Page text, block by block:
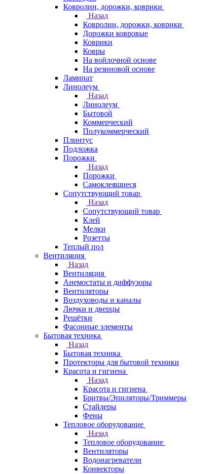
Ковролин, дорожки, коврики
Назад
Ковролин, дорожки, коврики
Дорожки ковровые
Коврики
Ковры
На войлочной основе
На резиновой основе
Ламинат
Линолеум
Назад
Линолеум
Бытовой
Коммерческий
Полукоммерческий
Плинтус
Подложка
Порожки
Назад
Порожки
Самоклеящиеся
Сопутствующий товар
Назад
Сопутствующий товар
Клей
Мелки
Розетты
Теплый пол
Вентиляция
Назад
Вентиляция
Анемостаты и диффузоры
Вентиляторы
Воздуховоды и каналы
Лючки и дверцы
Решётки
Фасонные элементы
Бытовая техника
Назад
Бытовая техника
Протекторы для бытовой техники
Красота и гигиена
Назад
Красота и гигиена
Бритвы/Эпиляторы/Триммеры
Стайлеры
Фены
Тепловое оборудование
Назад
Тепловое оборудование
Вентиляторы
Водонагреватели
Конвекторы